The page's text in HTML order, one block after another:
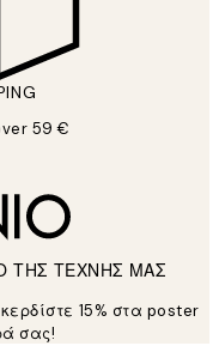
59 €
ΤΗΣ ΤΕΧΝΗΣ ΜΑΣ
15% στα poster
σας!